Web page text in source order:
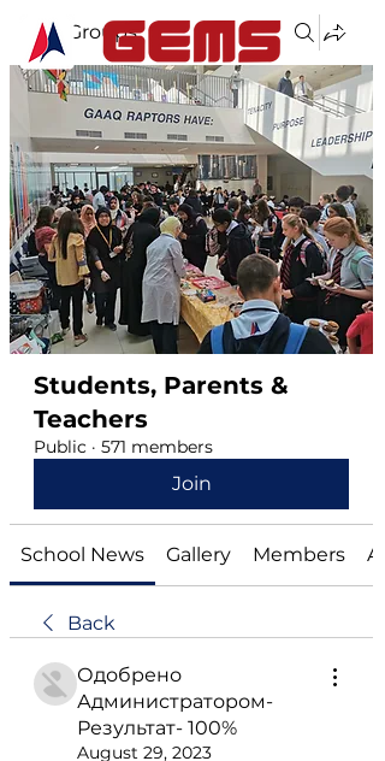
Groups
Students, Parents &
Teachers
Public · 571 members
Join
School News Gallery Members
Back
Одобрено
Администратором-
Результат- 100%
August 29, 2023